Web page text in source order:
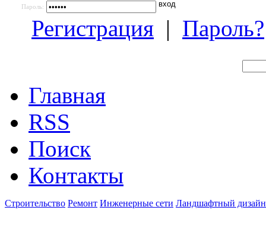
Пароль:
Регистрация | Пароль?
Главная
RSS
Поиск
Контакты
Строительство Ремонт Инженерные сети Ландшафтный дизайн